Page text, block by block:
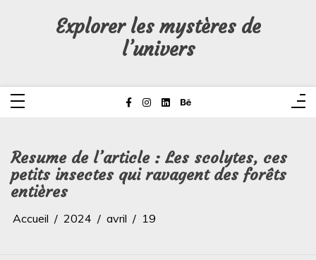
Explorer les mystères de
l’univers
Resume de l’article : Les scolytes, ces
petits insectes qui ravagent des forêts
entières
Accueil 2024 avril 19